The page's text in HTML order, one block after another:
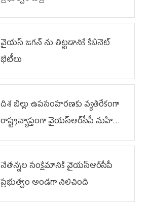
వైయ‌స్ జగన్‌ ను తిట్టడానికే కేబినెట్‌
భేటీలు
దిశ బిల్లు ఉపసంహరణకు వ్యతిరేకంగా
రాష్ట్రవ్యాప్తంగా వైయ‌స్ఆర్‌సీపీ మహిళా
విభాగం ఆందోళనలు
నేతన్నల సంక్షేమానికి వైయ‌స్ఆర్‌సీపీ
ప్రభుత్వం అండగా నిలిచింది